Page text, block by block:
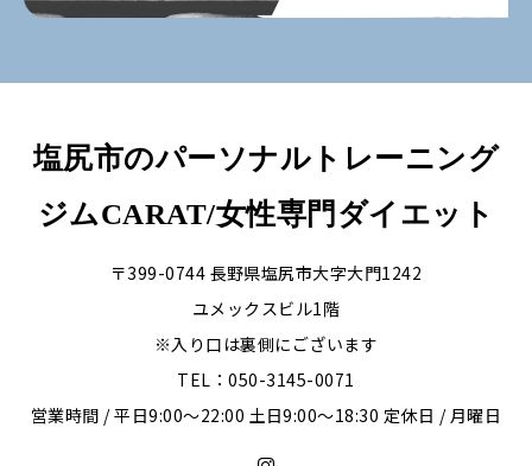
塩尻市のパーソナルトレーニング
ジムCARAT/女性専門ダイエット
〒399-0744 長野県塩尻市大字大門1242
ユメックスビル1階
※入り口は裏側にございます
TEL：050-3145-0071
営業時間 / 平日9:00〜22:00 土日9:00〜18:30 定休日 / 月曜日